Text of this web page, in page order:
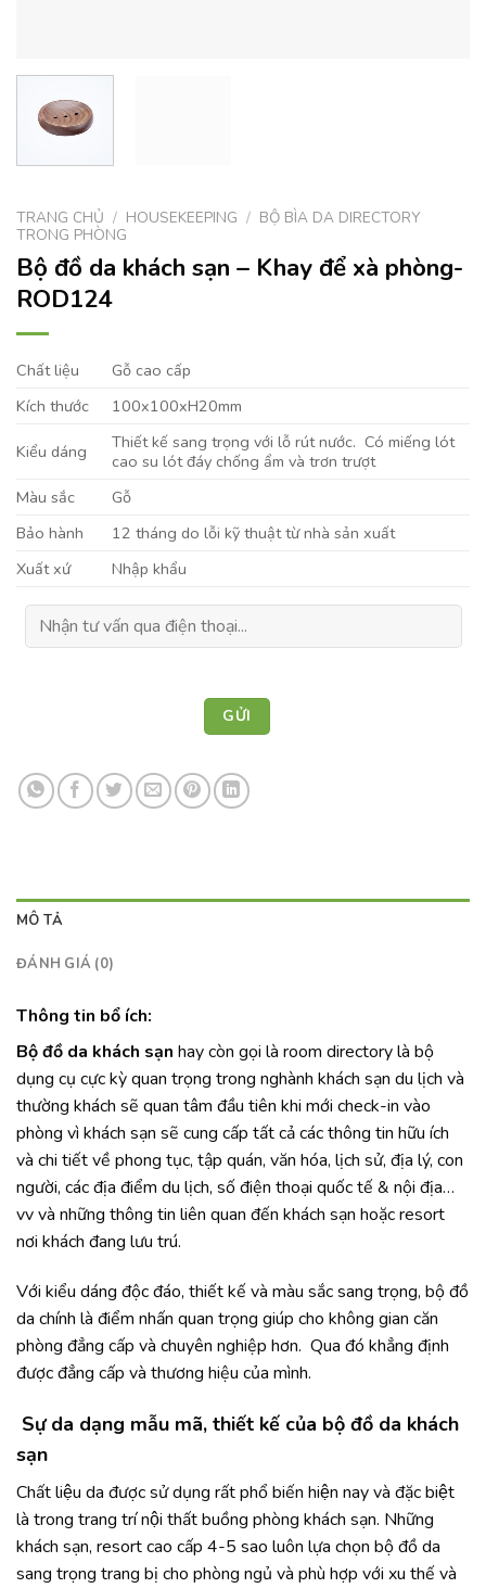
TRANG CHỦ / HOUSEKEEPING / BỘ BÌA DA DIRECTORY
TRONG PHÒNG
Bộ đồ da khách sạn – Khay để xà phòng-
ROD124
Chất liệu
Gỗ cao cấp
Kích thước
100x100xH20mm
Kiểu dáng
Thiết kế sang trọng với lỗ rút nước. Có miếng lót
cao su lót đáy chống ẩm và trơn trượt
Màu sắc
Gỗ
Bảo hành
12 tháng do lỗi kỹ thuật từ nhà sản xuất
Xuất xứ
Nhập khẩu
MÔ TẢ
ĐÁNH GIÁ (0)
Thông tin bổ ích:
Bộ đồ da khách sạn hay còn gọi là room directory là bộ
dụng cụ cực kỳ quan trọng trong nghành khách sạn du lịch và
thường khách sẽ quan tâm đầu tiên khi mới check-in vào
phòng vì khách sạn sẽ cung cấp tất cả các thông tin hữu ích
và chi tiết về phong tục, tập quán, văn hóa, lịch sử, địa lý, con
người, các địa điểm du lịch, số điện thoại quốc tế & nội địa…
vv và những thông tin liên quan đến khách sạn hoặc resort
nơi khách đang lưu trú.
Với kiểu dáng độc đáo, thiết kế và màu sắc sang trọng, bộ đồ
da chính là điểm nhấn quan trọng giúp cho không gian căn
phòng đẳng cấp và chuyên nghiệp hơn. Qua đó khẳng định
được đẳng cấp và thương hiệu của mình.
Sự da dạng mẫu mã, thiết kế của bộ đồ da khách
sạn
Chất liệu da được sử dụng rất phổ biến hiện nay và đặc biệt
là trong trang trí nội thất buồng phòng khách sạn. Những
khách sạn, resort cao cấp 4-5 sao luôn lựa chọn bộ đồ da
sang trọng trang bị cho phòng ngủ và phù hợp với xu thế và